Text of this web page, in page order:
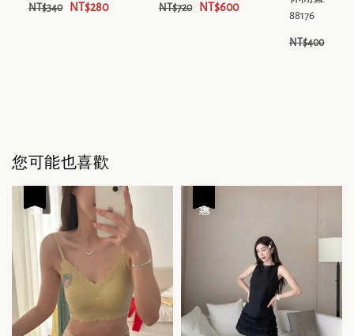
NT$340 NT$280 NT$720 NT$600
88176
NT$400
您可能也喜歡